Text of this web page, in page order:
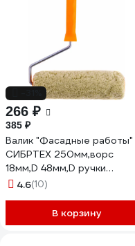
266 ₽
385 ₽
Валик "Фасадные работы"
СИБРТЕХ 250мм,ворс
18мм,D 48мм,D ручки
8мм,полиакрил,полиэстер
4.6(10)
В корзину